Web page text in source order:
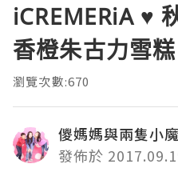
iCREMERiA ♥
香橙朱古力雪糕
瀏覽次數:670
儍媽媽與兩隻小
發佈於